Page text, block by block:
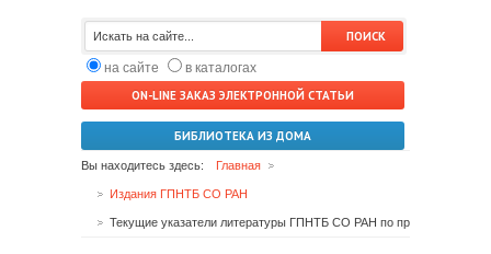
на сайте
в каталогах
ON-LINE ЗАКАЗ ЭЛЕКТРОННОЙ СТАТЬИ
БИБЛИОТЕКА ИЗ ДОМА
Вы находитесь здесь: Главная
Издания ГПНТБ СО РАН